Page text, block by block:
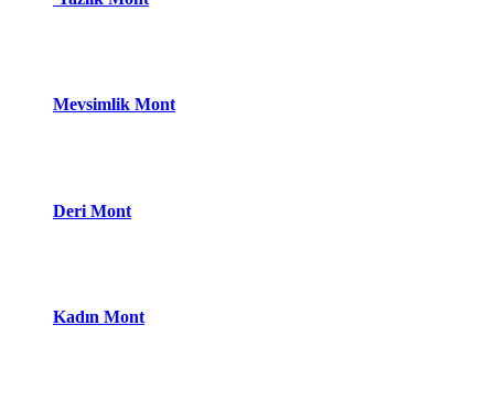
Mevsimlik Mont
Deri Mont
Kadın Mont